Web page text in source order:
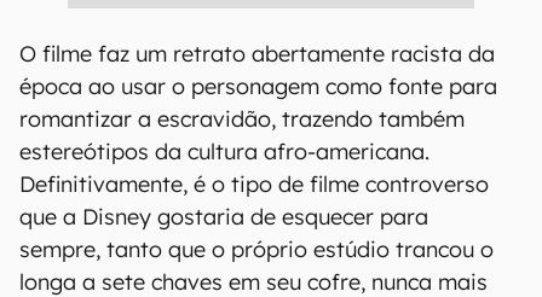
O filme faz um retrato abertamente racista da
época ao usar o personagem como fonte para
romantizar a escravidão, trazendo também
estereótipos da cultura afro-americana.
Definitivamente, é o tipo de filme controverso
que a Disney gostaria de esquecer para
sempre, tanto que o próprio estúdio trancou o
longa a sete chaves em seu cofre, nunca mais